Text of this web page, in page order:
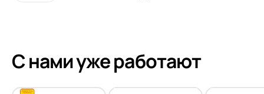
С нами уже работают